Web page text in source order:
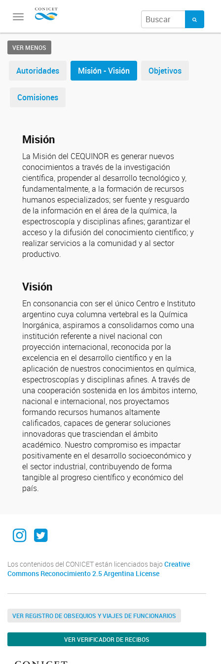
Toggle
VER MENOS
Autoridades Misión - Visión Objetivos
Comisiones
Misión
La Misión del CEQUINOR es generar nuevos
conocimientos a través de la investigación
científica, propender al desarrollo tecnológico y,
fundamentalmente, a la formación de recursos
humanos especializados; ser fuente y resguardo
de la información en el área de la química, la
espectroscopía y disciplinas afines; garantizar el
acceso y la difusión del conocimiento científico; y
realizar servicios a la comunidad y al sector
productivo.
Visión
En consonancia con ser el único Centro e Instituto
argentino cuya columna vertebral es la Química
Inorgánica, aspiramos a consolidarnos como una
institución referente a nivel nacional con
proyección internacional, reconocida por la
excelencia en el desarrollo científico y en la
aplicación de nuestros conocimientos en química,
espectroscopías y disciplinas afines. A través de
una cooperación sostenida en los ámbitos interno,
nacional e internacional, nos proyectamos
formando recursos humanos altamente
calificados, capaces de generar soluciones
innovadoras que trasciendan el ámbito
académico. Nuestro compromiso es impactar
positivamente en el desarrollo socioeconómico y
el sector industrial, contribuyendo de forma
tangible al progreso científico y económico del
país.
Instagram institucional
Twitter Institucional
Los contenidos del CONICET están licenciados bajo Creative
Commons Reconocimiento 2.5 Argentina License
VER REGISTRO DE OBSEQUIOS Y VIAJES DE FUNCIONARIOS
VER VERIFICADOR DE RECIBOS